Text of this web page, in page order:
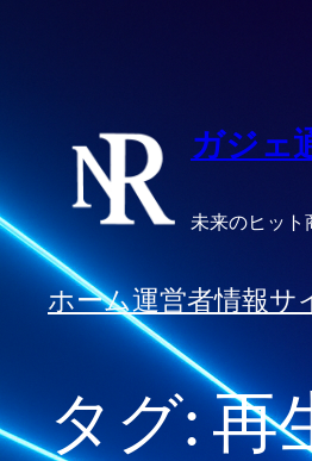
ッ
プ
ガジェ
未来のヒット
ホーム運営者情報サ
タグ:再